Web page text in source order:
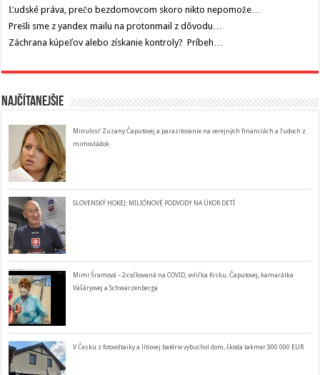
Ľudské práva, prečo bezdomovcom skoro nikto nepomože…
Prešli sme z yandex mailu na protonmail z dôvodu…
Záchrana kúpeľov alebo získanie kontroly? Príbeh…
Najčítanejšie
Minulosť Zuzany Čaputovej a parazitovanie na verejných financiách a ľudoch z
mimovládok
SLOVENSKÝ HOKEJ: MILIÓNOVÉ PODVODY NA ÚKOR DETÍ
Mimi Šramová – 2x očkovaná na COVID, volička Kisku, Čaputovej, kamarátka
Vašáryovej a Schwarzenberga
V Česku z fotovoltaiky a lítiovej batérie vybuchol dom, škoda takmer 300 000 EUR